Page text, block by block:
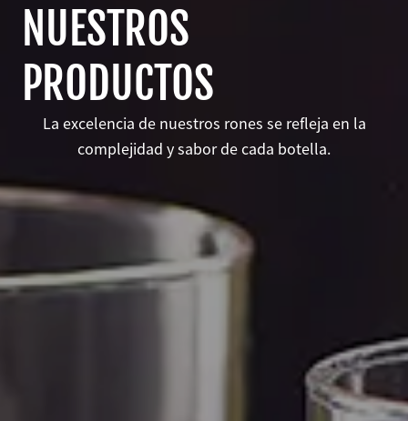
NUESTROS
PRODUCTOS
La excelencia de nuestros rones se refleja en la
complejidad y sabor de cada botella.